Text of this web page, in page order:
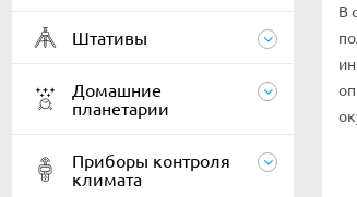
Штативы
Домашние
планетарии
Приборы контроля
климата
В